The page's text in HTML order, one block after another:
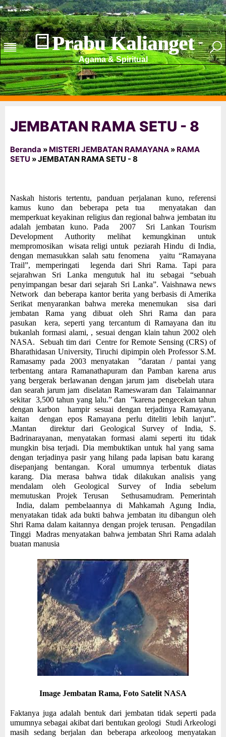
Prabu Kalianget
Agama & Spiritual
JEMBATAN RAMA SETU - 8
Beranda » MISTERI JEMBATAN RAMAYANA » RAMA
SETU »JEMBATAN RAMA SETU - 8
Naskah historis tertentu, panduan perjalanan kuno, referensi
kamus kuno dan beberapa peta tua menyatakan dan
memperkuat keyakinan religius dan regional bahwa jembatan itu
adalah jembatan kuno. Pada 2007 Sri Lankan Tourism
Development Authority melihat kemungkinan untuk
mempromosikan wisata religi untuk peziarah Hindu di India,
dengan memasukkan salah satu fenomena yaitu “Ramayana
Trail”, memperingati legenda dari Shri Rama. Tapi para
sejarahwan Sri Lanka mengutuk hal itu sebagai “sebuah
penyimpangan besar dari sejarah Sri Lanka”. Vaishnawa news
Network dan beberapa kantor berita yang berbasis di Amerika
Serikat menyarankan bahwa mereka menemukan sisa dari
jembatan Rama yang dibuat oleh Shri Rama dan para
pasukan kera, seperti yang tercantum di Ramayana dan itu
bukanlah formasi alami, , sesuai dengan klain tahun 2002 oleh
NASA. Sebuah tim dari Centre for Remote Sensing (CRS) of
Bharathidasan University, Tiruchi dipimpin oleh Professor S.M.
Ramasamy pada 2003 menyatakan ”daratan / pantai yang
terbentang antara Ramanathapuram dan Pamban karena arus
yang bergerak berlawanan dengan jarum jam disebelah utara
dan searah jarum jam diselatan Rameswaram dan Talaimannar
sekitar 3,500 tahun yang lalu.” dan ”karena pengecekan tahun
dengan karbon hampir sesuai dengan terjadinya Ramayana,
kaitan dengan epos Ramayana perlu diteliti lebih lanjut”.
.Mantan direktur dari Geological Survey of India, S.
Badrinarayanan, menyatakan formasi alami seperti itu tidak
mungkin bisa terjadi. Dia membuktikan untuk hal yang sama
dengan terjadinya pasir yang hilang pada lapisan batu karang
disepanjang bentangan. Koral umumnya terbentuk diatas
karang. Dia merasa bahwa tidak dilakukan analisis yang
mendalam oleh Geological Survey of India sebelum
memutuskan Projek Terusan Sethusamudram. Pemerintah
India, dalam pembelaannya di Mahkamah Agung India,
menyatakan tidak ada bukti bahwa jembatan itu dibangun oleh
Shri Rama dalam kaitannya dengan projek terusan. Pengadilan
Tinggi Madras menyatakan bahwa jembatan Shri Rama adalah
buatan manusia
Image Jembatan Rama, Foto Satelit NASA
Faktanya juga adalah bentuk dari jembatan tidak seperti pada
umumnya sebagai akibat dari bentukan geologi Studi Arkeologi
masih sedang berjalan dan beberapa arkeoloog menyatakan